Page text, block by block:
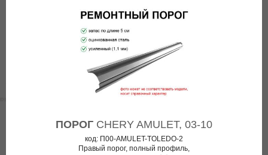
ПОРОГ CHERY AMULET, 03-10
код: П00-AMULET-TOLEDO-2
Правый порог, полный профиль,